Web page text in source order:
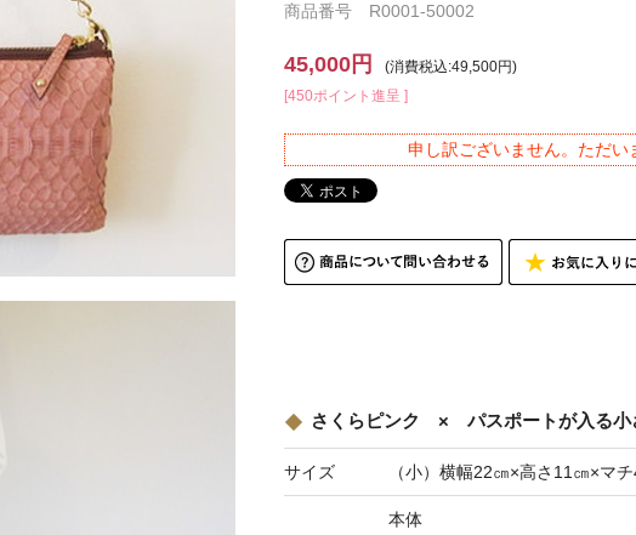
商品番号 R0001-50002
45,000円
(消費税込:49,500円)
[450ポイント進呈 ]
申し訳ございません。ただい
さくらピンク × パスポートが入る小
サイズ （小）横幅22㎝×高さ11㎝×マ
本体